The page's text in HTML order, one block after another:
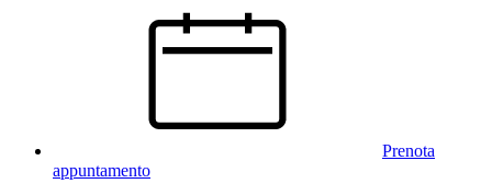
Prenota
appuntamento